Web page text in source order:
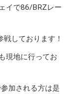
イで86/BRZレー
しております！
現地に行ってお
加される方は是